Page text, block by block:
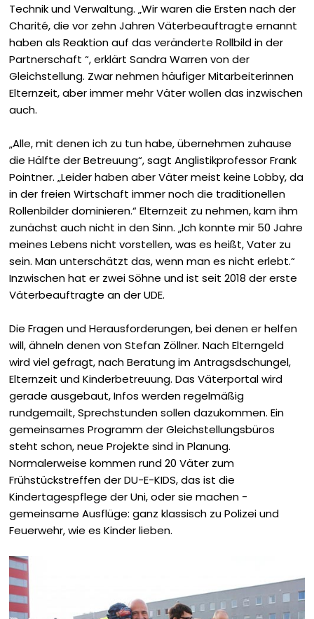
Technik und Verwaltung. „Wir waren die Ersten nach der
Charité, die vor zehn Jahren Väterbeauftragte ernannt
haben als Reaktion auf das veränderte Rollbild in der
Partnerschaft “, erklärt Sandra Warren von der
Gleichstellung. Zwar nehmen häufiger Mitarbeiterinnen
Elternzeit, aber immer mehr Väter wollen das inzwischen
auch.
„Alle, mit denen ich zu tun habe, übernehmen zuhause
die Hälfte der Betreuung“, sagt Anglistikprofessor Frank
Pointner. „Leider haben aber Väter meist keine Lobby, da
in der freien Wirtschaft immer noch die traditionellen
Rollenbilder dominieren.“ Elternzeit zu nehmen, kam ihm
zunächst auch nicht in den Sinn. „Ich konnte mir 50 Jahre
meines Lebens nicht vorstellen, was es heißt, Vater zu
sein. Man unterschätzt das, wenn man es nicht erlebt.“
Inzwischen hat er zwei Söhne und ist seit 2018 der erste
Väterbeauftragte an der UDE.
Die Fragen und Herausforderungen, bei denen er helfen
will, ähneln denen von Stefan Zöllner. Nach Elterngeld
wird viel gefragt, nach Beratung im Antragsdschungel,
Elternzeit und Kinderbetreuung. Das Väterportal wird
gerade aus­gebaut, Infos werden regelmäßig
rundgemailt, Sprechstunden sollen dazukommen. Ein
gemeinsames Programm der Gleichstellungsbüros
steht schon, neue Projekte sind in Planung.
Normalerweise kommen rund 20 Väter zum
Frühstückstreffen der DU-E-KIDS, das ist die
Kindertagespflege der Uni, oder sie machen ­
gemeinsame Ausflüge: ganz klassisch zu Polizei und
Feuerwehr, wie es Kinder lieben.